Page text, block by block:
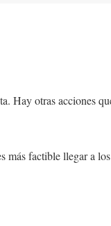
Hay otras acciones
más factible llegar a